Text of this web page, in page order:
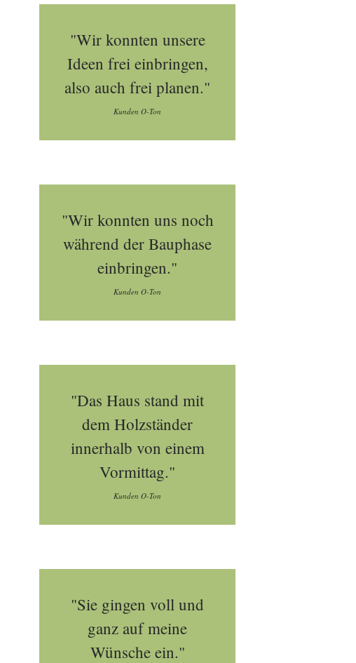
"Wir konnten unsere
Ideen frei einbringen,
also auch frei planen."
Kunden O-Ton
"Wir konnten uns noch
während der Bauphase
einbringen."
Kunden O-Ton
"Das Haus stand mit
dem Holzständer
innerhalb von einem
Vormittag."
Kunden O-Ton
"Sie gingen voll und
ganz auf meine
Wünsche ein."